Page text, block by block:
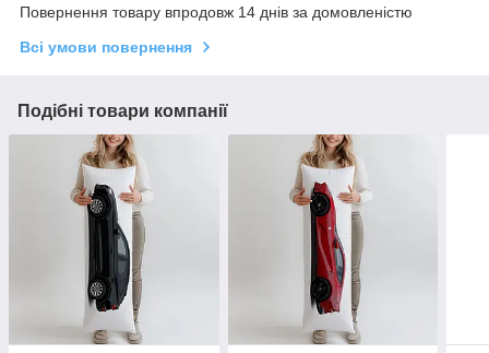
Повернення товару впродовж 14 днів за домовленістю
Всі умови повернення
Подібні товари компанії